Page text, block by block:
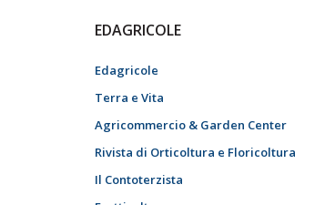
EDAGRICOLE
Edagricole
Terra e Vita
Agricommercio & Garden Center
Rivista di Orticoltura e Floricoltura
Il Contoterzista